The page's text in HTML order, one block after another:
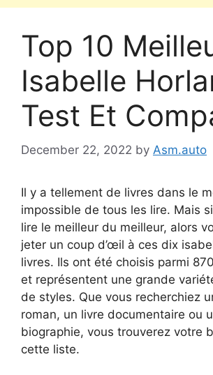
Top 10
Isabelle
Test Et
December 22, 2022 by Asm.auto
Il y a tellement de livres dans le
impossible de tous les lire. Mais
lire le meilleur du meilleur, alors
jeter un coup d’œil à ces dix
livres. Ils ont été choisis parmi
et représentent une grande
de styles. Que vous recherchiez
roman, un livre documentaire ou
biographie, vous trouverez votre
cette liste.